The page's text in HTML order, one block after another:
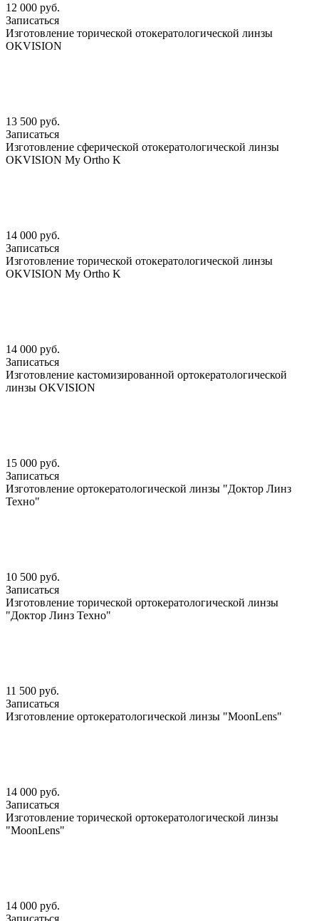
12 000 руб.
Записаться
Изготовление торической отокератологической линзы
OKVISION
13 500 руб.
Записаться
Изготовление сферической отокератологической линзы
OKVISION My Ortho K
14 000 руб.
Записаться
Изготовление торической отокератологической линзы
OKVISION My Ortho K
14 000 руб.
Записаться
Изготовление кастомизированной ортокератологической
линзы OKVISION
15 000 руб.
Записаться
Изготовление ортокератологической линзы "Доктор Линз
Техно"
10 500 руб.
Записаться
Изготовление торической ортокератологической линзы
"Доктор Линз Техно"
11 500 руб.
Записаться
Изготовление ортокератологической линзы "MoonLens"
14 000 руб.
Записаться
Изготовление торической ортокератологической линзы
"MoonLens"
14 000 руб.
Записаться